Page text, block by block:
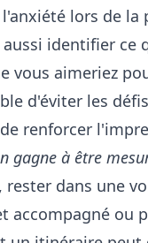
lors de la
aussi identifier ce
vous aimeriez
d'éviter les
renforcer
gagne à être
rester dans une
accompagné ou